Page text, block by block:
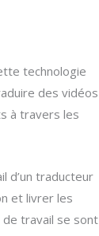
technologie
des vidéos
à travers les
d’un traducteur
et livrer les
travail se sont